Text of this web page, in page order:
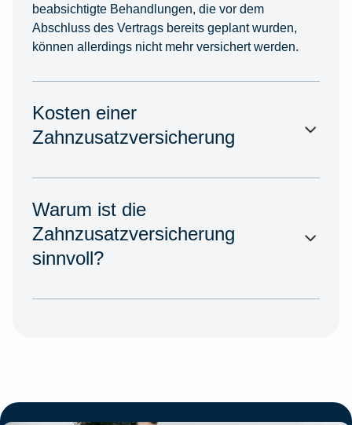
beabsichtigte Behandlungen, die vor dem
Abschluss des Vertrags bereits geplant wurden,
können allerdings nicht mehr versichert werden.
Kosten einer
Zahnzusatzversicherung
Warum ist die
Zahnzusatzversicherung
sinnvoll?